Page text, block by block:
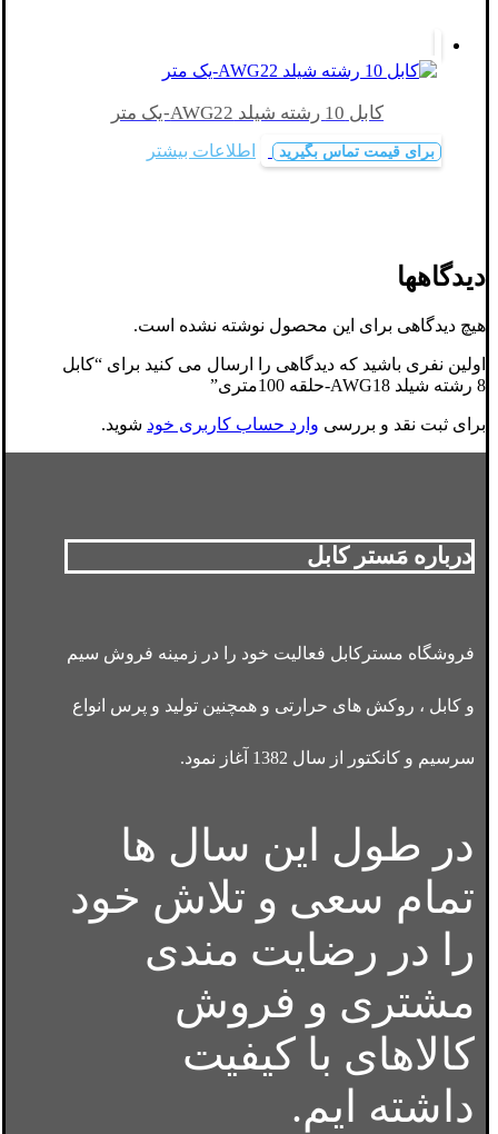
کابل 10 رشته شیلد AWG22-یک متر
برای قیمت تماس بگیرید اطلاعات بیشتر
دیدگاهها
هیچ دیدگاهی برای این محصول نوشته نشده است.
اولین نفری باشید که دیدگاهی را ارسال می کنید برای “کابل
8 رشته شیلد AWG18-حلقه 100متری”
برای ثبت نقد و بررسی وارد حساب کاربری خود شوید.
درباره مَستر کابل
فروشگاه مسترکابل فعالیت خود را در زمینه فروش سیم
و کابل ، روکش های حرارتی و همچنین تولید و پرس انواع
سرسیم و کانکتور از سال 1382 آغاز نمود.
در طول این سال ها
تمام سعی و تلاش خود
را در رضایت مندی
مشتری و فروش
کالاهای با کیفیت
داشته ایم.